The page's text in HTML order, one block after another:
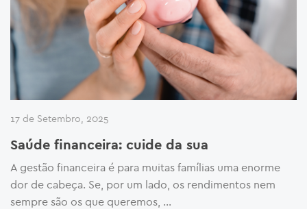
17 de Setembro, 2025
Saúde financeira: cuide da sua
A gestão financeira é para muitas famílias uma enorme
dor de cabeça. Se, por um lado, os rendimentos nem
sempre são os que queremos, …